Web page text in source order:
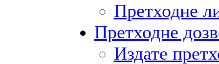
Претходне
Претходне
Издате